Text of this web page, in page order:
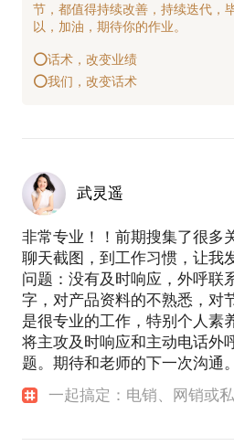
节，都值得持续改善，持续迭代，
以，加油，期待你的作业。
⭕话术，改变业绩
武灵遥
非常专业！！前期搜集了很多
聊天截图，到工作习惯，让我
问题：没有及时响应，外呼联
字，对产品资料的不熟悉，对
是很专业的工作，特别个人素
将主攻及时响应和主动电话外
题。期待和老师的下一次沟通
一起搞定：电销、网销或